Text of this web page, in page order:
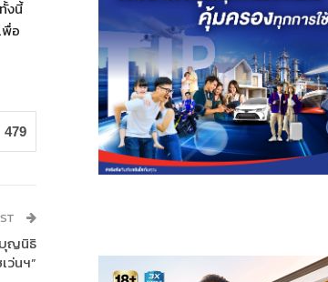
งนี้
อ
479
บุญนิธิ
ว่นฯ”